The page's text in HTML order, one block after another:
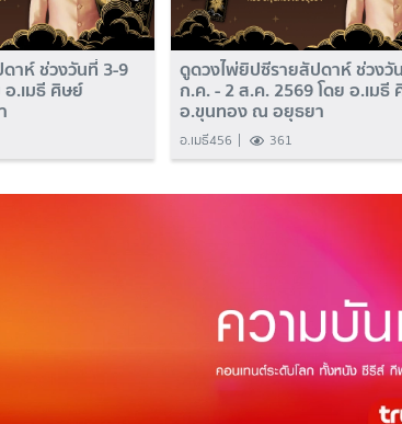
าห์ ช่วงวันที่ 3-9
.เมธี ศิษย์
ดูดวงไพ่ยิปซีรายสัปดาห์ ช่วงวั
ก.ค. - 2 ส.ค. 2569 โดย อ.เมธี
อ.ขุนทอง ณ อยุธยา
อ.เมธี456 361